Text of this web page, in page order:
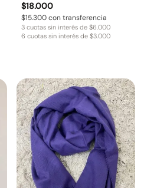
$18.000
$15.300con transferencia
3 cuotas sin interés de$6.000
6 cuotas sin interés de$3.000